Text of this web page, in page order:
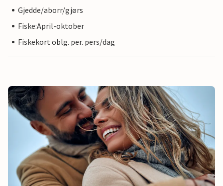
Gjedde/aborr/gjørs
Fiske:April-oktober
Fiskekort oblg. per. pers/dag